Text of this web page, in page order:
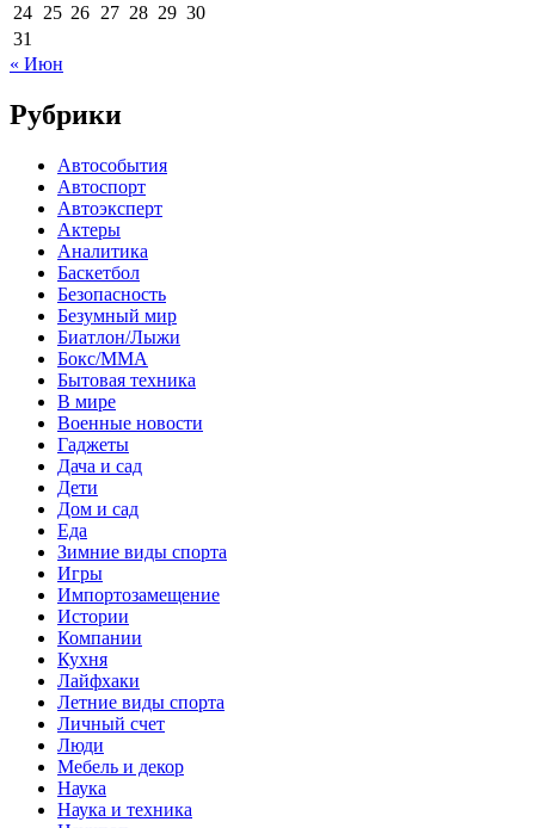
24 25 26 27 28 29 30
31
« Июн
Рубрики
Автособытия
Автоспорт
Автоэксперт
Актеры
Аналитика
Баскетбол
Безопасность
Безумный мир
Биатлон/Лыжи
Бокс/MMA
Бытовая техника
В мире
Военные новости
Гаджеты
Дача и сад
Дети
Дом и сад
Еда
Зимние виды спорта
Игры
Импортозамещение
Истории
Компании
Кухня
Лайфхаки
Летние виды спорта
Личный счет
Люди
Мебель и декор
Наука
Наука и техника